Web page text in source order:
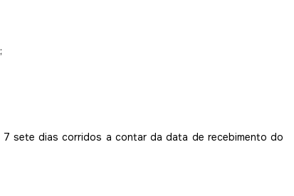
sete dias corridos a contar da data de recebimento do